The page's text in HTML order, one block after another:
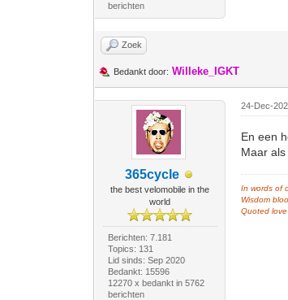
berichten
Zoek
Bedankt door: Willeke_IGKT
365cycle
the best velomobile in the
world
Berichten: 7.181
Topics: 131
Lid sinds: Sep 2020
Bedankt: 15596
12270 x bedankt in 5762
berichten
24-Dec-
En een
Maar
In words of
Wisdom
Quoted love